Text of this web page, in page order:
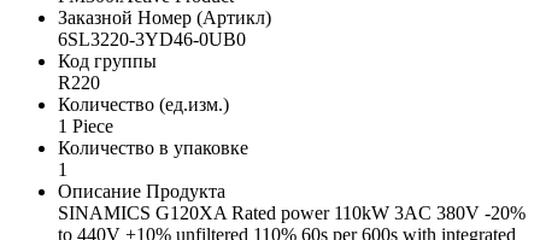
Заказной Номер (Артикл)
6SL3220-3YD46-0UB0
Код группы
R220
Количество (ед.изм.)
1 Piece
Количество в упаковке
1
Описание Продукта
SINAMICS G120XA Rated power 110kW 3AC 380V -20%
to 440V +10% unfiltered 110% 60s per 600s with integrated